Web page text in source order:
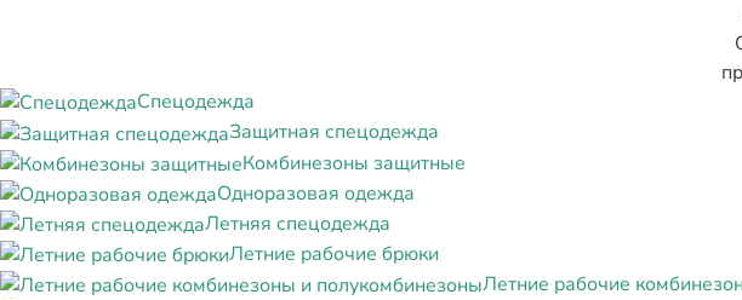
Спецодежда
Защитная спецодежда
Комбинезоны защитные
Одноразовая одежда
Летняя спецодежда
Летние рабочие брюки
Летние рабочие